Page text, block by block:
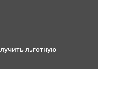
льготную